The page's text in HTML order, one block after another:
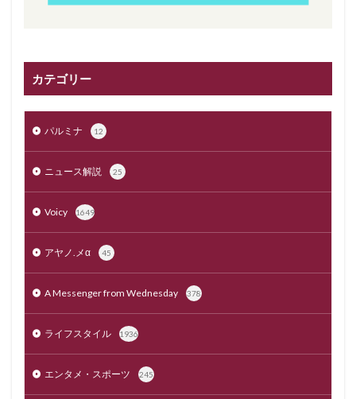
カテゴリー
パルミナ 12
ニュース解説 25
Voicy 1649
アヤノ.メα 45
A Messenger from Wednesday 378
ライフスタイル 1936
エンタメ・スポーツ 245